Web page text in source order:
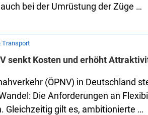
bei der Umrüstung der Züge …
Transport
senkt Kosten und erhöht
(ÖPNV) in Deutschland
Die Anforderungen an
Gleichzeitig gilt es, ambitionierte …